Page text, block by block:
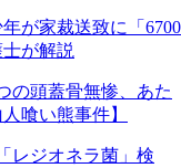
が家裁送致に「6700
が解説
の頭蓋骨無惨、あた
喰い熊事件】
レジオネラ菌」検